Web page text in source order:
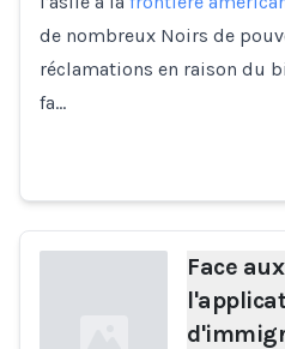
de nombreux Noirs de
réclamations en raison du
fa…
Face